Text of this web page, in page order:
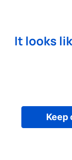
using
It looks
Keep